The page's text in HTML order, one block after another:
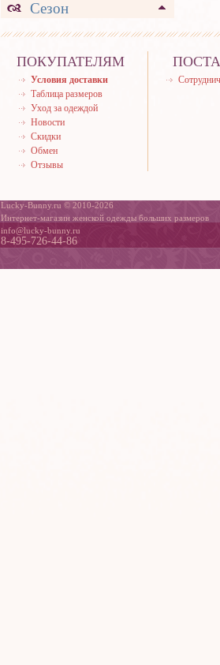
Сезон
ПОКУПАТЕЛЯМ
Условия доставки
Таблица размеров
Уход за одеждой
Новости
Скидки
Обмен
Отзывы
Lucky-Bunny.ru © 2010-2026
Интернет-магазин женской одежды больших размеров
info@lucky-bunny.ru
8-495-726-44-86